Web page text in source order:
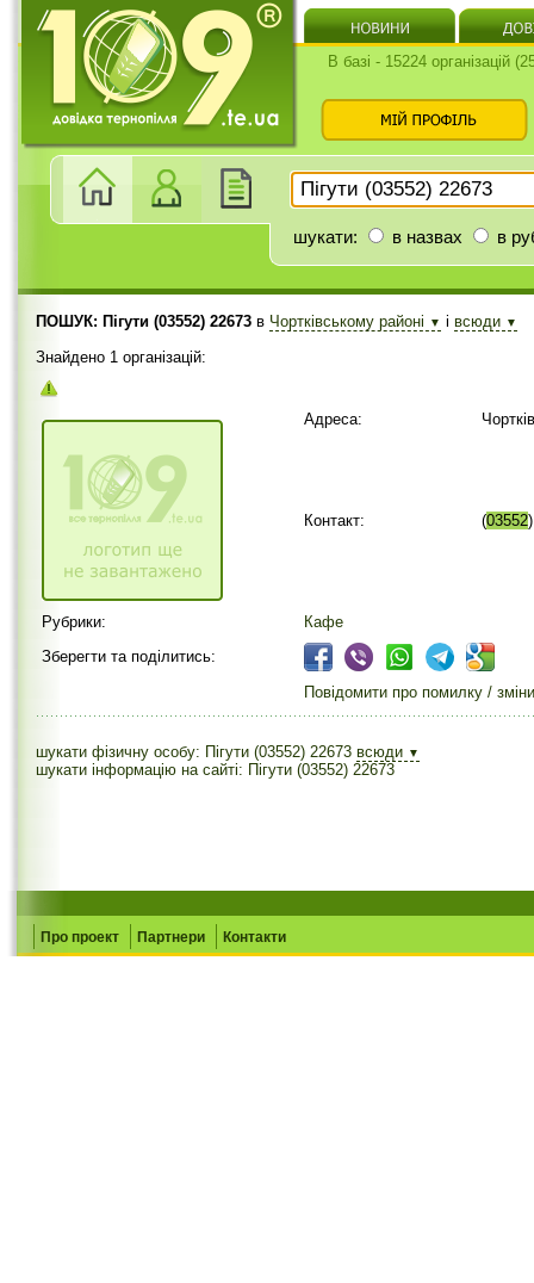
В базі - 15224 організацій
шукати: в назвах в
ПОШУК: Пігути (03552) 22673 в Чортківському районі ▼ і всюди ▼
Знайдено 1 організацій:
Адреса:
Контакт: (03552
Рубрики:
Кафе
Зберегти та поділитись:
Повідомити про помилку / зміни
шукати фізичну особу: Пігути (03552) 22673 всюди ▼
шукати інформацію на сайті: Пігути (03552) 22673
Про проект Партнери Контакти